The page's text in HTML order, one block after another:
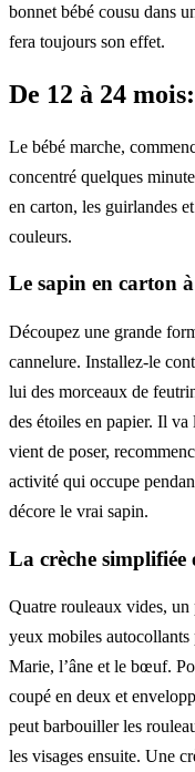
bonnet bébé cousu dans
fera toujours son effet.
De 12 à 24
Le bébé marche,
concentré quelques
en carton, les guirlandes
couleurs.
Le sapin en carton
Découpez une grande
cannelure. Installez-le
lui des morceaux de
des étoiles en papier. Il va
vient de poser,
activité qui occupe
décore le vrai sapin.
La crèche
Quatre rouleaux vides,
yeux mobiles autocollants
Marie, l’âne et le bœuf.
coupé en deux et
peut barbouiller les
les visages ensuite. Une